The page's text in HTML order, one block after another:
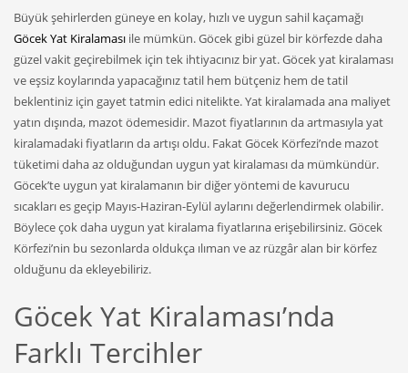
Büyük şehirlerden güneye en kolay, hızlı ve uygun sahil kaçamağı
Göcek Yat Kiralaması ile mümkün. Göcek gibi güzel bir körfezde daha
güzel vakit geçirebilmek için tek ihtiyacınız bir yat. Göcek yat kiralaması
ve eşsiz koylarında yapacağınız tatil hem bütçeniz hem de tatil
beklentiniz için gayet tatmin edici nitelikte. Yat kiralamada ana maliyet
yatın dışında, mazot ödemesidir. Mazot fiyatlarının da artmasıyla yat
kiralamadaki fiyatların da artışı oldu. Fakat Göcek Körfezi’nde mazot
tüketimi daha az olduğundan uygun yat kiralaması da mümkündür.
Göcek’te uygun yat kiralamanın bir diğer yöntemi de kavurucu
sıcakları es geçip Mayıs-Haziran-Eylül aylarını değerlendirmek olabilir.
Böylece çok daha uygun yat kiralama fiyatlarına erişebilirsiniz. Göcek
Körfezi’nin bu sezonlarda oldukça ılıman ve az rüzgâr alan bir körfez
olduğunu da ekleyebiliriz.
Göcek Yat Kiralaması’nda
Farklı Tercihler